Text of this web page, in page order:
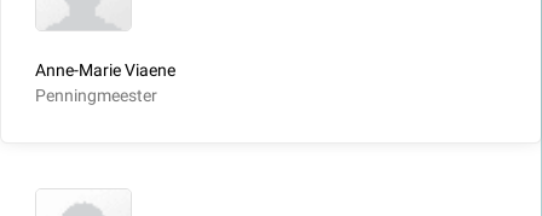
Anne-Marie Viaene
Penningmeester